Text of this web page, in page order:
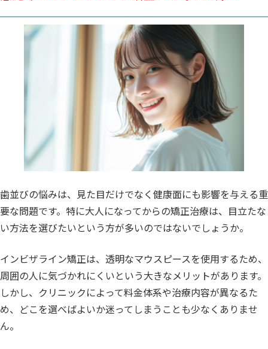
歯並びの悩みは、見た目だけでなく健康面にも影響を与える重
要な問題です。特に大人になってからの矯正治療は、目立たな
い方法を選びたいという方が多いのではないでしょうか。
インビザライン矯正は、透明なマウスピースを使用するため、
周囲の人に気づかれにくいという大きなメリットがあります。
しかし、クリニックによって料金体系や治療内容が異なるた
め、どこを選べばよいか迷ってしまうことも少なくありませ
ん。